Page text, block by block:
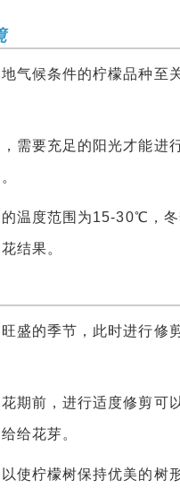
候条件的柠檬品种至
要充足的阳光才能进
度范围为15-30℃，冬
结果。
的季节，此时进行修
前，进行适度修剪可
给花芽。
柠檬树保持优美的树